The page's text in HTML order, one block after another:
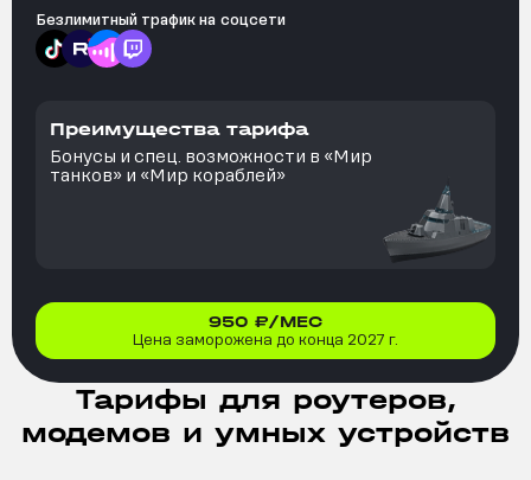
Безлимитный трафик на соцсети
Преимущества тарифа
Бонусы и спец. возможности в «Мир
танков» и «Мир кораблей»
950 ₽/МЕС
Цена заморожена до конца 2027 г.
Тарифы для роутеров,
модемов и умных устройств